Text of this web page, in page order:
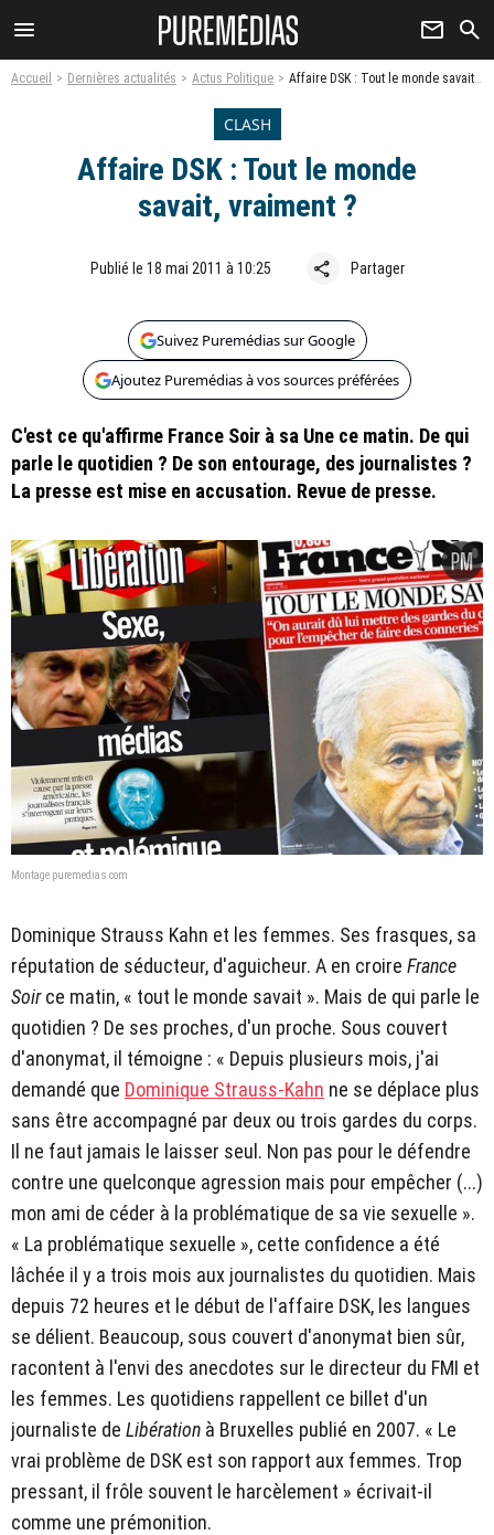
menu newsletter search
Accueil Dernières actualités Actus Politique Affaire DSK : Tout le monde savait, vraiment ?
CLASH
Affaire DSK : Tout le monde
savait, vraiment ?
Publié le 18 mai 2011 à 10:25 share Partager
Suivez Puremédias sur Google
Ajoutez Puremédias à vos sources préférées
C'est ce qu'affirme France Soir à sa Une ce matin. De qui
parle le quotidien ? De son entourage, des journalistes ?
La presse est mise en accusation. Revue de presse.
Montage puremedias.com
Dominique Strauss Kahn et les femmes. Ses frasques, sa
réputation de séducteur, d'aguicheur. A en croire France
Soirce matin, « tout le monde savait ». Mais de qui parle le
quotidien ? De ses proches, d'un proche. Sous couvert
d'anonymat, il témoigne : « Depuis plusieurs mois, j'ai
demandé que Dominique Strauss-Kahn ne se déplace plus
sans être accompagné par deux ou trois gardes du corps.
Il ne faut jamais le laisser seul. Non pas pour le défendre
contre une quelconque agression mais pour empêcher (...)
mon ami de céder à la problématique de sa vie sexuelle ».
« La problématique sexuelle », cette confidence a été
lâchée il y a trois mois aux journalistes du quotidien. Mais
depuis 72 heures et le début de l'affaire DSK, les langues
se délient. Beaucoup, sous couvert d'anonymat bien sûr,
racontent à l'envi des anecdotes sur le directeur du FMI et
les femmes. Les quotidiens rappellent ce billet d'un
journaliste de Libération à Bruxelles publié en 2007. « Le
vrai problème de DSK est son rapport aux femmes. Trop
pressant, il frôle souvent le harcèlement » écrivait-il
comme une prémonition.